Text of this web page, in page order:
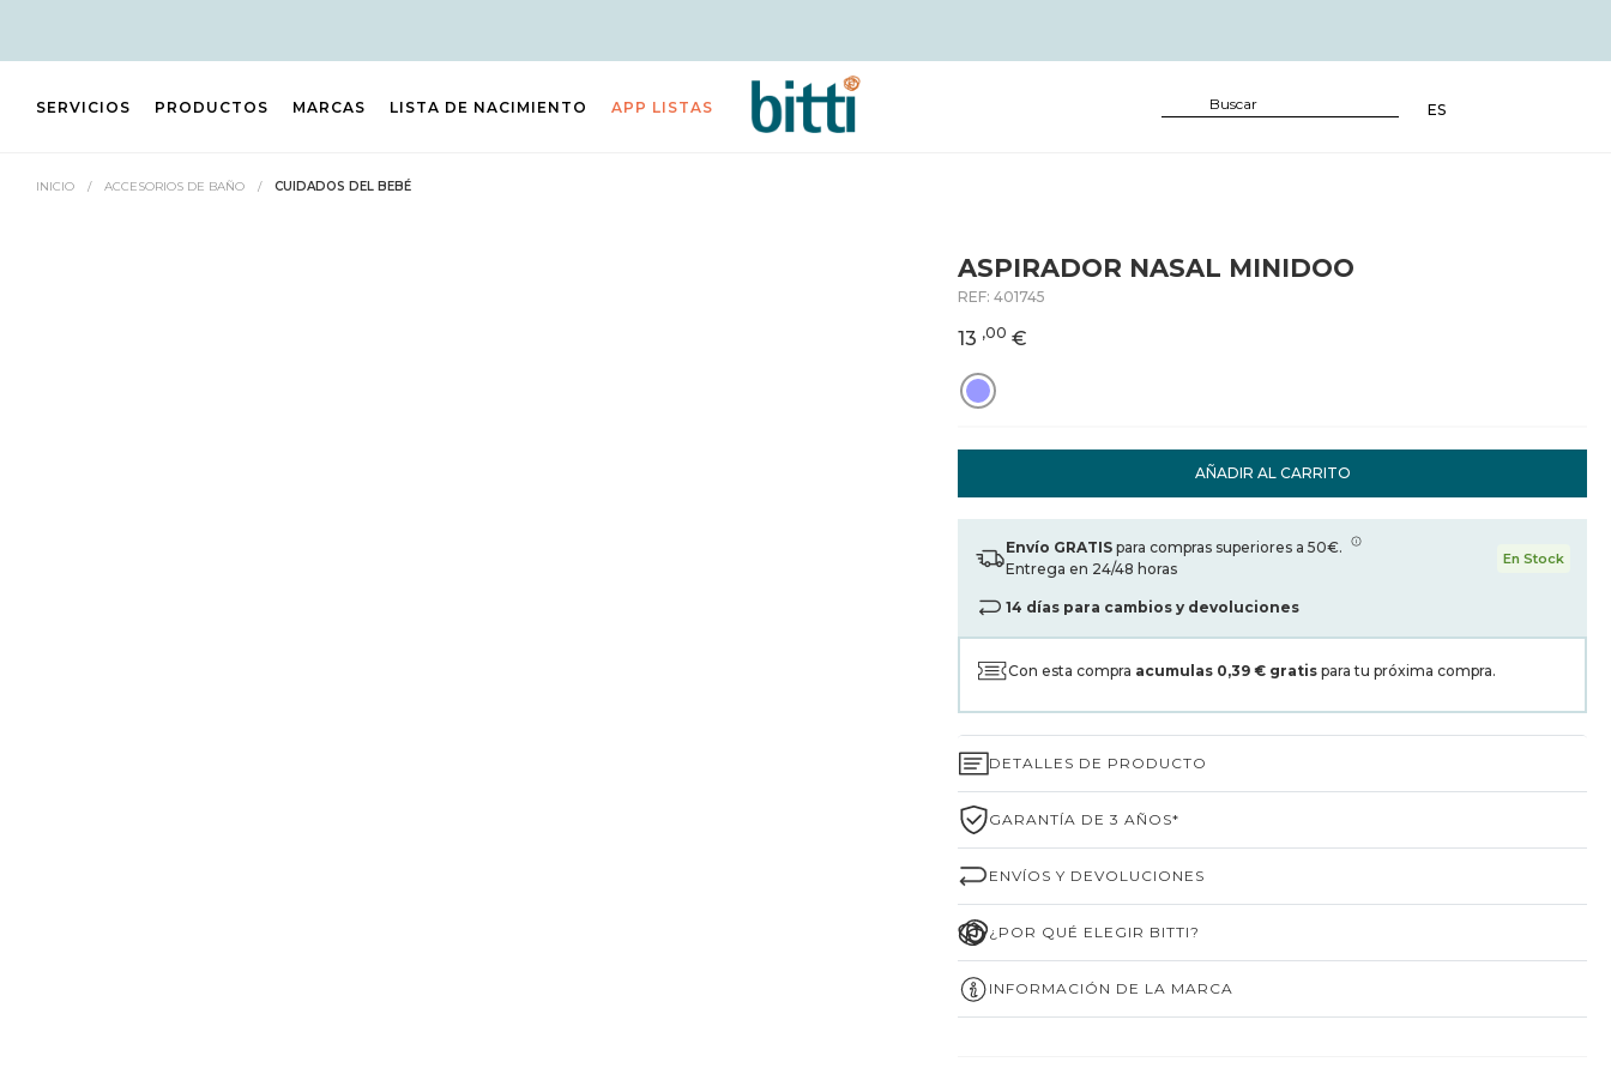
SERVICIOS PRODUCTOS MARCAS LISTA DE NACIMIENTO APP LISTAS ES
INICIO / ACCESORIOS DE BAÑO / CUIDADOS DEL BEBÉ
ASPIRADOR NASAL MINIDOO
REF: 401745
13 ,00 €
AÑADIR AL CARRITO
Envío GRATIS para compras superiores a 50€.
Entrega en 24/48 horas
En Stock
14 días para cambios y devoluciones
Con esta compra acumulas 0,39 € gratis para tu próxima compra.
DETALLES DE PRODUCTO
GARANTÍA DE 3 AÑOS*
ENVÍOS Y DEVOLUCIONES
¿POR QUÉ ELEGIR BITTI?
INFORMACIÓN DE LA MARCA